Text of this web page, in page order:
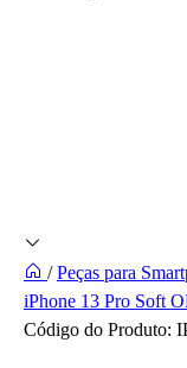
/ Peças para
iPhone 13 Pro Soft
Código do Produto: